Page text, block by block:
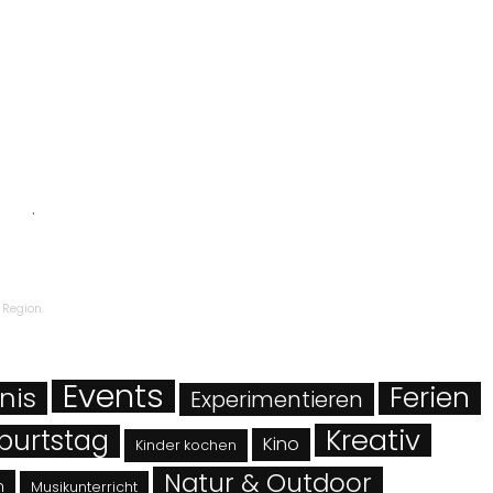
.
Events Experimentieren
Ferien
Kinder kochen Kino Kreativ
Musikunterricht Natur & Outdoor